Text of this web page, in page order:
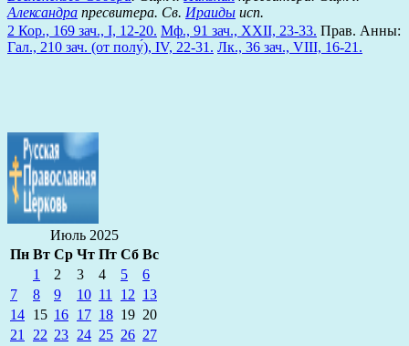
Александра пресвитера. Св. Ираиды исп.
2 Кор., 169 зач., I, 12-20. Мф., 91 зач., XXII, 23-33. Прав. Анны:
Гал., 210 зач. (от полу́), IV, 22-31. Лк., 36 зач., VIII, 16-21.
Июль 2025
Пн Вт Ср Чт Пт Сб Вс
1
2 3 4 5
6
7
8 9 10 11 12 13
14 15 16 17 18 19 20
21 22 23 24 25 26 27